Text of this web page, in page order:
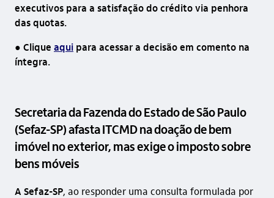
executivos para a satisfação do crédito via penhora
das quotas.
● Clique aqui para acessar a decisão em comento na
íntegra.
Secretaria da Fazenda do Estado de São Paulo
(Sefaz-SP) afasta ITCMD na doação de bem
imóvel no exterior, mas exige o imposto sobre
bens móveis
A Sefaz-SP, ao responder uma consulta formulada por